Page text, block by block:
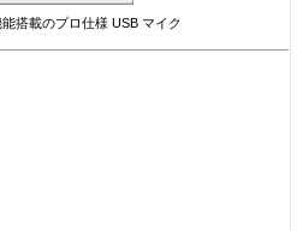
搭載のプロ仕様 USB マイク